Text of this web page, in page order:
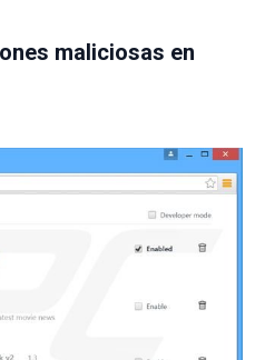
maliciosas en